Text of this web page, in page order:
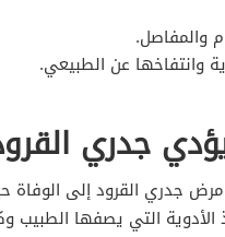
والمفاصل.
وانتفاخها عن الطبيعي.
جدري
جدري القرود إلى
الأدوية التي يصفها